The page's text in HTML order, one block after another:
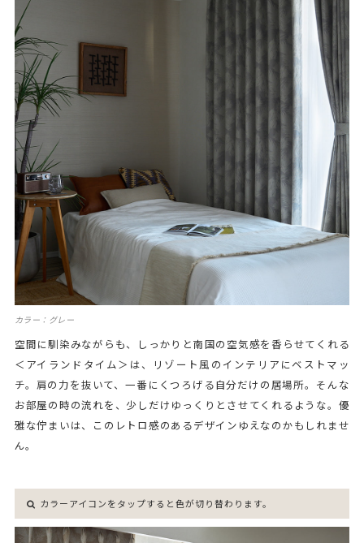
カラー：グレー
空間に馴染みながらも、しっかりと南国の空気感を香らせてくれる
＜アイランドタイム＞は、リゾート風のインテリアにベストマッ
チ。肩の力を抜いて、一番にくつろげる自分だけの居場所。そんな
お部屋の時の流れを、少しだけゆっくりとさせてくれるような。優
雅な佇まいは、このレトロ感のあるデザインゆえなのかもしれませ
ん。
カラーアイコンをタップすると色が切り替わります。